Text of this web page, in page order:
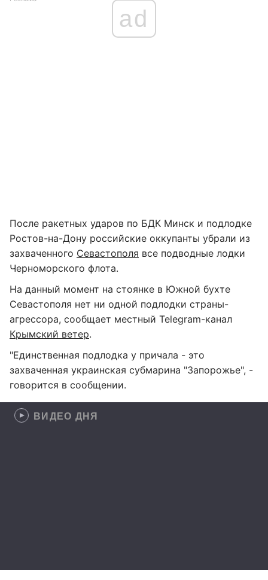
ad
После ракетных ударов по БДК Минск и подлодке
Ростов-на-Дону российские оккупанты убрали из
захваченного Севастополя все подводные лодки
Черноморского флота.
На данный момент на стоянке в Южной бухте
Севастополя нет ни одной подлодки страны-
агрессора, сообщает местный Telegram-канал
Крымский ветер.
"Единственная подлодка у причала - это
захваченная украинская субмарина "Запорожье", -
говорится в сообщении.
ВИДЕО ДНЯ